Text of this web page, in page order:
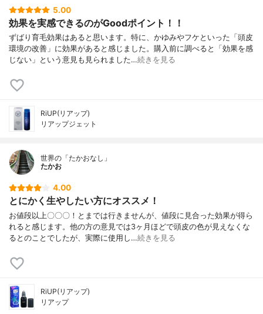
5.00
効果を実感できるのがGoodポイント！！
ずばり育毛効果はあると思います。特に、かゆみやフケといった「頭皮
環境の改善」に効果があると感じました。購入前に調べると「効果を感
じない」という意見も見られました…続きを見る
RiUP(リアップ)
リアップジェット
世界の「たかおなし」
たかお
4.00
とにかく生やしたい方にオススメ！
お値段以上〇〇〇！とまでは行きませんが、値段に見合った効果が得ら
れると感じます。他の方の意見では3ヶ月ほどで頭皮の色が見えなくな
るとのことでしたが、実際に使用し…続きを見る
RiUP(リアップ)
リアップ